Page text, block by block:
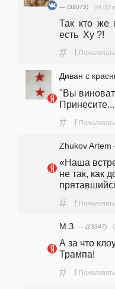
— (39073) 04.03
Так  кто  же
есть  Ху ?!
# !
Диван с
"Вы
# !
Zhukov Artem
«Наша
не так, как
# !
М.З. — (13347)
А за что
Трампа!
# !